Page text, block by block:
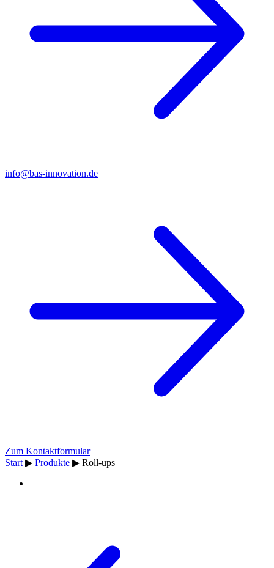
info@bas-innovation.de
Zum Kontaktformular
Start ▶ Produkte ▶ Roll-ups